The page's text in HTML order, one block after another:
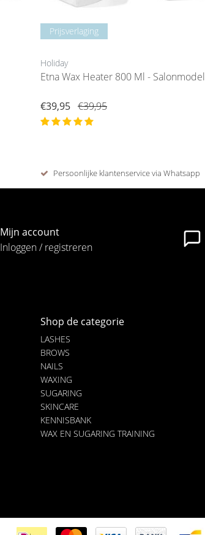
Prijsverlaging
Holiday
Etna Wax Heater 800 Ml - Salonmodel
€39,95 €39,95
Persoonlijke klantenservice via Whatsapp
Mijn account
Inloggen / registreren
Shop de categorie
LASHES
BROWS
NAILS
WAXING
SUGARING
SKINCARE
KENNISBANK
WAX EN SUGARING TRAINING